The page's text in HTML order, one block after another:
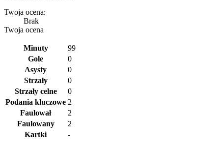
Twoja ocena:
Brak
Twoja ocena
Minuty
99
Gole
0
Asysty
0
Strzały
0
Strzały celne
0
Podania kluczowe 2
Faulował
2
Faulowany
2
Kartki
-